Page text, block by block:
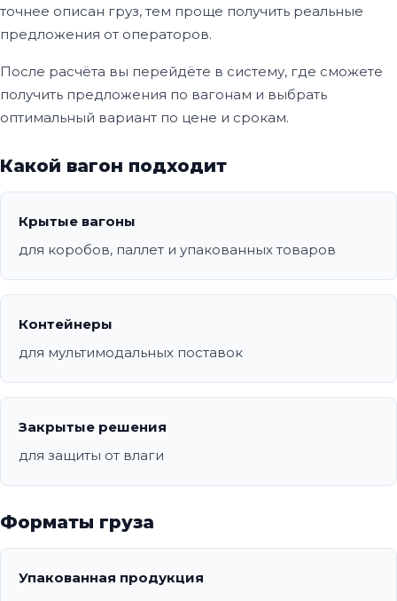
точнее описан груз, тем проще получить реальные
предложения от операторов.
После расчёта вы перейдёте в систему, где сможете
получить предложения по вагонам и выбрать
оптимальный вариант по цене и срокам.
Какой вагон подходит
Крытые вагоны
для коробов, паллет и упакованных товаров
Контейнеры
для мультимодальных поставок
Закрытые решения
для защиты от влаги
Форматы груза
Упакованная продукция